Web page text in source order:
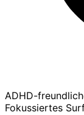
ADHD-
Fokussiertes